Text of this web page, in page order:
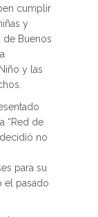
cumplir
y
de Buenos
y las
“Red de
no
para su
el pasado